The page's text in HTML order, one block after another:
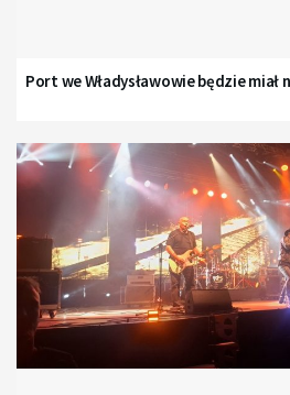
Port we Władysławowie będzie miał